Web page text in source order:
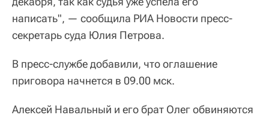
написать", — сообщила РИА Новости пресс-
секретарь суда Юлия Петрова.
В пресс-службе добавили, что оглашение
приговора начнется в 09.00 мск.
Алексей Навальный и его брат Олег обвиняются